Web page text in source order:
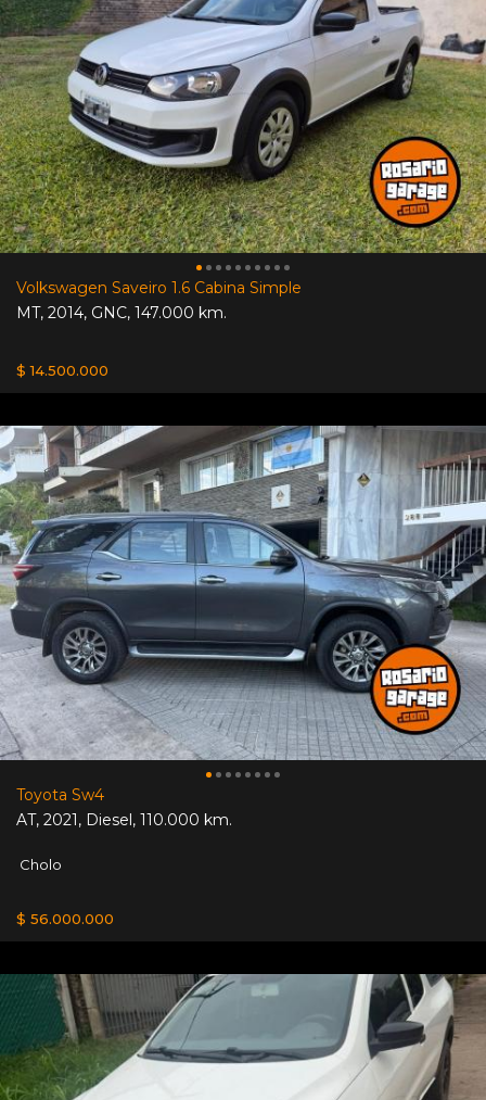
Volkswagen Saveiro 1.6 Cabina Simple
MT, 2014, GNC, 147.000 km.
$ 14.500.000
Toyota Sw4
AT, 2021, Diesel, 110.000 km.
Cholo
$ 56.000.000